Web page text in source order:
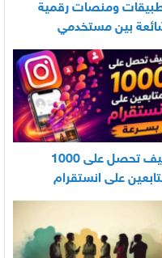
ومنصات رقمية
بين مستخدمي
كيف تحصل على 1000
على انستقرام